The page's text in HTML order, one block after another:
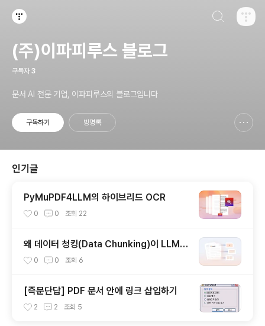
(주)이파피루스 블로그
구독자 3
문서 AI 전문 기업, 이파피루스의 블로그입니다
구독하기 방명록
인기글
PyMuPDF4LLM의 하이브리드 OCR
0 0 조회 22
왜 데이터 청킹(Data Chunking)이 LLM
처리에서 필수적일까
0 0 조회 6
[즉문단답] PDF 문서 안에 링크 삽입하기
2 2 조회 5